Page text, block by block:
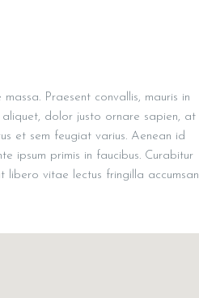
Praesent convallis, mauris in
aliquet, dolor justo ornare sapien, at
et sem feugiat varius. Aenean id
ipsum primis in faucibus. Curabitur
libero vitae lectus fringilla accumsan